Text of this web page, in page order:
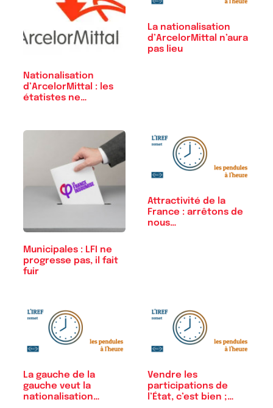
Nationalisation
d’ArcelorMittal : les
étatistes ne…
La nationalisation
d’ArcelorMittal n’aura
pas lieu
Municipales : LFI ne
progresse pas, il fait
fuir
Attractivité de la
France : arrêtons de
nous…
La gauche de la
gauche veut la
nationalisation…
Vendre les
participations de
l’État, c’est bien ;…